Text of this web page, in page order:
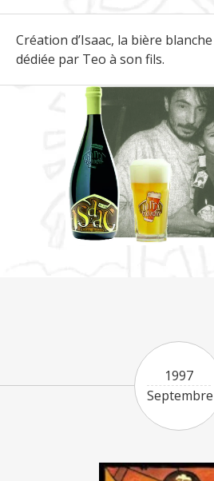
Création d’Isaac, la bière
dédiée par Teo à son fils.
1997
Septembre